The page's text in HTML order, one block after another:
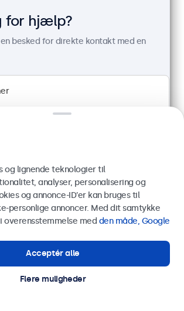
Metal
multi-touch
USB-C, VGA
indbygget, væg
x 45 mm
for hjælp?
besked for direkte kontakt med en
Send
ring til os på
og lignende teknologier til
analyser, personalisering og
og annonce-ID’er kan bruges til
personlige annoncer. Med dit samtykke
overensstemmelse med den måde, Google
Acceptér alle
Flere muligheder